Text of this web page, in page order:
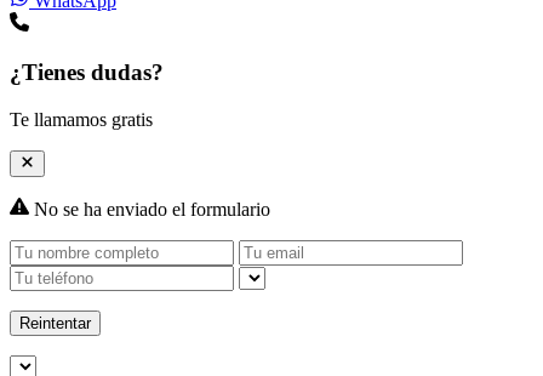
¿Tienes dudas?
Te llamamos gratis
No se ha enviado el formulario
Reintentar